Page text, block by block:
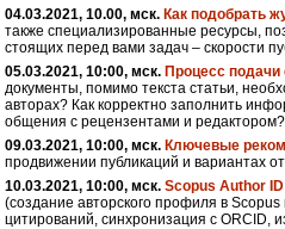
04.03.2021, 10.00, мск. Как подобрать
также специализированные ресурсы,
стоящих перед вами задач – скорости
05.03.2021, 10:00, мск. Процесс подачи
документы, помимо текста статьи,
авторах? Как корректно заполнить
общения с рецензентами и
09.03.2021, 10:00, мск. Ключевые
продвижении публикаций и вариантах
10.03.2021, 10:00, мск. Scopus Author
(создание авторского профиля в
цитирований, синхронизация с ORCID,